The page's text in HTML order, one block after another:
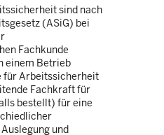
sind nach
(ASiG) bei
Fachkunde
einem Betrieb
für Arbeitssicherheit
Fachkraft für
bestellt) für eine
und